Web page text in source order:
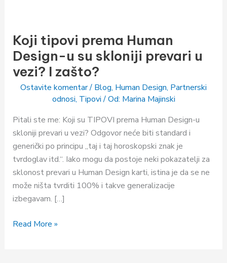
Koji tipovi prema Human
Design-u su skloniji prevari u
vezi? I zašto?
Ostavite komentar/ Blog, Human Design, Partnerski
odnosi, Tipovi/ Od: Marina Majinski
Pitali ste me: Koji su TIPOVI prema Human Design-u
skloniji prevari u vezi? Odgovor neće biti standard i
generički po principu „taj i taj horoskopski znak je
tvrdoglav itd.“. Iako mogu da postoje neki pokazatelji za
sklonost prevari u Human Design karti, istina je da se ne
može ništa tvrditi 100% i takve generalizacije
izbegavam. […]
prema
Human
Design-
u
prevari
u
vezi?
I
zašto?
Read More »